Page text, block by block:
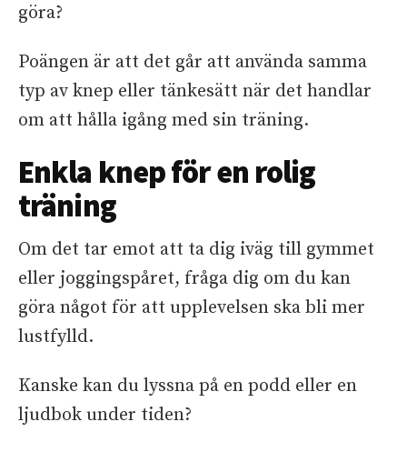
göra?
Poängen är att det går att använda samma
typ av knep eller tänkesätt när det handlar
om att hålla igång med sin träning.
Enkla knep för en rolig
träning
Om det tar emot att ta dig iväg till gymmet
eller joggingspåret, fråga dig om du kan
göra något för att upplevelsen ska bli mer
lustfylld.
Kanske kan du lyssna på en podd eller en
ljudbok under tiden?